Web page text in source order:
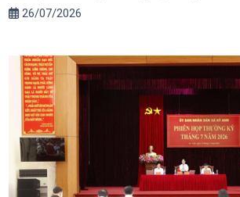
26/07/2026